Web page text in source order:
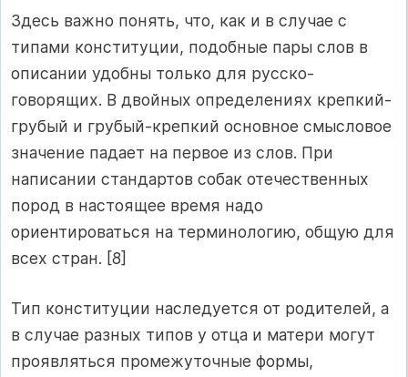
Здесь важно понять, что, как и в случае с
типами конституции, подобные пары слов в
описании удобны только для русско-
говорящих. В двойных определениях крепкий-
грубый и грубый-крепкий основное смысловое
значение падает на первое из слов. При
написании стандартов собак отечественных
пород в настоящее время надо
ориентироваться на терминологию, общую для
всех стран. [8]
Тип конституции наследуется от родителей, а
в случае разных типов у отца и матери могут
проявляться промежуточные формы,